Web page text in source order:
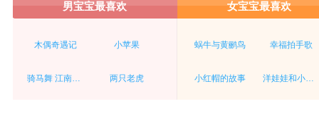
男宝宝最喜欢 女宝宝最喜欢
木偶奇遇记 小苹果
骑马舞 江南style 两只老虎
蜗牛与黄鹂鸟 幸福拍手歌
小红帽的故事 洋娃娃和小熊跳舞